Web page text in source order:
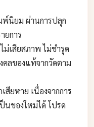
นิยม ผ่านการปลุก
ยการ
ม่เสียสภาพ ไม่ชำรุด
ลของแท้จากวัดตาม
สียหาย เนื่องจากการ
นของใหม่ได้ โปรด